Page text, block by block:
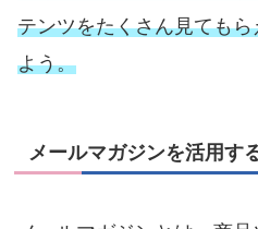
テンツをたくさん見ても
よう。
メールマガジンを活用す